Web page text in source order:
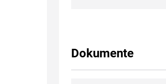
Dokumente